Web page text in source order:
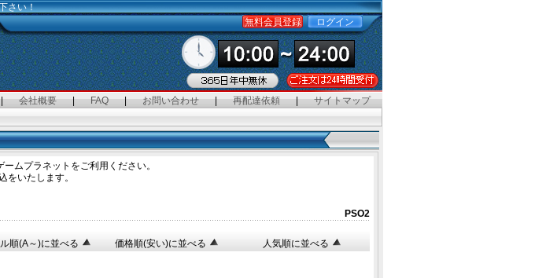
さい！
ログイン
無料会員登録
| 会社概要 | FAQ | お問い合わせ | 再配達依頼 |
サイトマップ
ムプラネットをご利用ください。
をいたします。
PSO2
順(A～)に並べる 価格順(安い)に並べる 人気順に並べる